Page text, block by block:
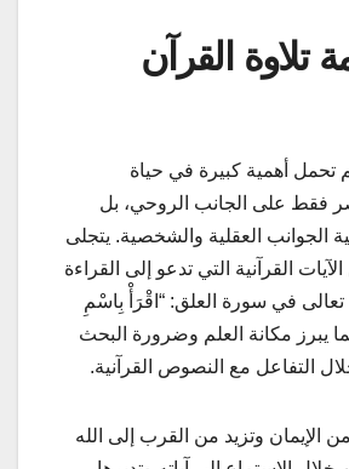
تلاوة القرآن
تحمل أهمية كبيرة في حياة
فقط على الجانب الروحي، بل
الجوانب العقلية والشخصية. يتجلى
القرآنية التي تدعو إلى القراءة
تعالى في سورة العلق: “اقْرَأْ بِاسْمِ
يبرز مكانة العلم وضرورة البحث
التفاعل مع النصوص القرآنية.
الإيمان وتزيد من القرب إلى الله